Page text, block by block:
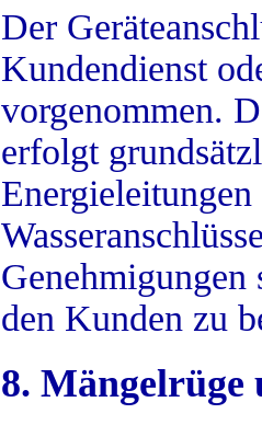
Der
Kundendienst
vorgenommen.
erfolgt
den Kunden zu
8. Mängelrüge